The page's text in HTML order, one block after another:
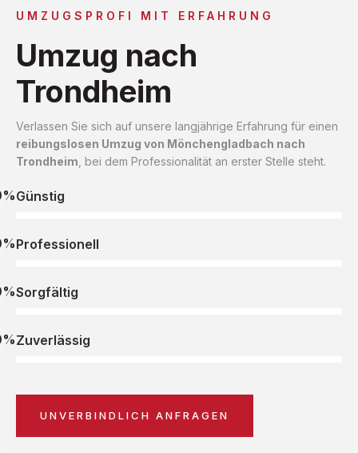
UMZUGSPROFI MIT ERFAHRUNG
Umzug nach
Trondheim
Verlassen Sie sich auf unsere langjährige Erfahrung für einen
reibungslosen Umzug von Mönchengladbach nach
Trondheim , bei dem Professionalität an erster Stelle steht.
Günstig
Professionell
Sorgfältig
Zuverlässig
UNVERBINDLICH ANFRAGEN